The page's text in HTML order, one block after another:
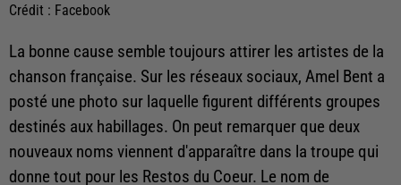
Crédit : Facebook
La bonne cause semble toujours attirer les artistes de la
chanson française. Sur les réseaux sociaux, Amel Bent a
posté une photo sur laquelle figurent différents groupes
destinés aux habillages. On peut remarquer que deux
nouveaux noms viennent d'apparaître dans la troupe qui
donne tout pour les Restos du Coeur. Le nom de